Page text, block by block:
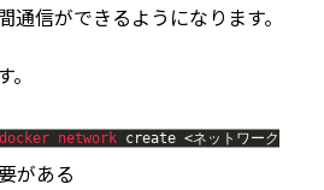
通信ができるようになります。
docker network create <ネットワーク
がある